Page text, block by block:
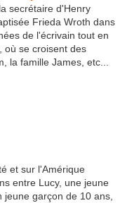
secrétaire d'Henry
Frieda Wroth dans
de l'écrivain tout en
où se croisent des
la famille James, etc...
et sur l'Amérique
entre Lucy, une jeune
garçon de 10 ans,